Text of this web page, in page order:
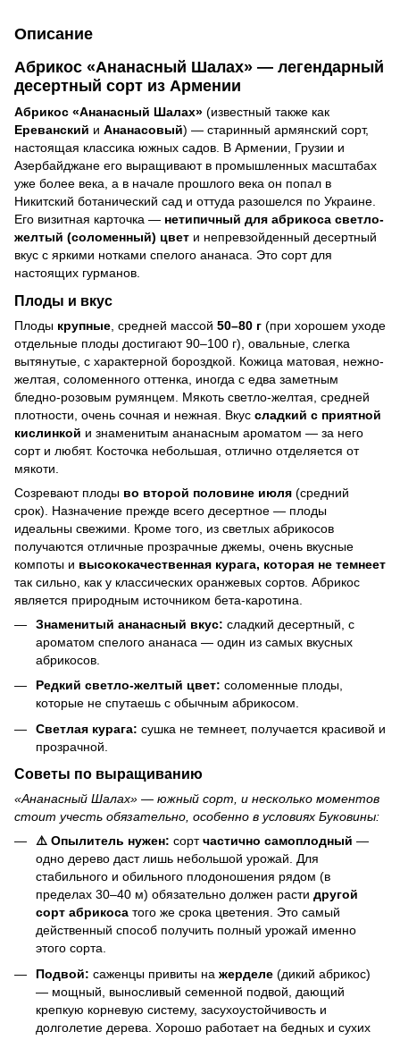
Описание
Абрикос «Ананасный Шалах» — легендарный
десертный сорт из Армении
Абрикос «Ананасный Шалах» (известный также как
Ереванский и Ананасовый) — старинный армянский сорт,
настоящая классика южных садов. В Армении, Грузии и
Азербайджане его выращивают в промышленных масштабах
уже более века, а в начале прошлого века он попал в
Никитский ботанический сад и оттуда разошелся по Украине.
Его визитная карточка — нетипичный для абрикоса светло-
желтый (соломенный) цвет и непревзойденный десертный
вкус с яркими нотками спелого ананаса. Это сорт для
настоящих гурманов.
Плоды и вкус
Плоды крупные , средней массой 50–80 г (при хорошем уходе
отдельные плоды достигают 90–100 г), овальные, слегка
вытянутые, с характерной бороздкой. Кожица матовая, нежно-
желтая, соломенного оттенка, иногда с едва заметным
бледно-розовым румянцем. Мякоть светло-желтая, средней
плотности, очень сочная и нежная. Вкус сладкий с приятной
кислинкой и знаменитым ананасным ароматом — за него
сорт и любят. Косточка небольшая, отлично отделяется от
мякоти.
Созревают плоды во второй половине июля (средний
срок). Назначение прежде всего десертное — плоды
идеальны свежими. Кроме того, из светлых абрикосов
получаются отличные прозрачные джемы, очень вкусные
компоты и высококачественная курага, которая не темнеет
так сильно, как у классических оранжевых сортов. Абрикос
является природным источником бета-каротина.
Знаменитый ананасный вкус: сладкий десертный, с
ароматом спелого ананаса — один из самых вкусных
абрикосов.
Редкий светло-желтый цвет: соломенные плоды,
которые не спутаешь с обычным абрикосом.
Светлая курага: сушка не темнеет, получается красивой и
прозрачной.
Советы по выращиванию
«Ананасный Шалах» — южный сорт, и несколько моментов
стоит учесть обязательно, особенно в условиях Буковины:
⚠️ Опылитель нужен: сортчастично самоплодный —
одно дерево даст лишь небольшой урожай. Для
стабильного и обильного плодоношения рядом (в
пределах 30–40 м) обязательно должен расти другой
сорт абрикоса того же срока цветения. Это самый
действенный способ получить полный урожай именно
этого сорта.
Подвой: саженцы привиты на жерделе (дикий абрикос)
— мощный, выносливый семенной подвой, дающий
крепкую корневую систему, засухоустойчивость и
долголетие дерева. Хорошо работает на бедных и сухих